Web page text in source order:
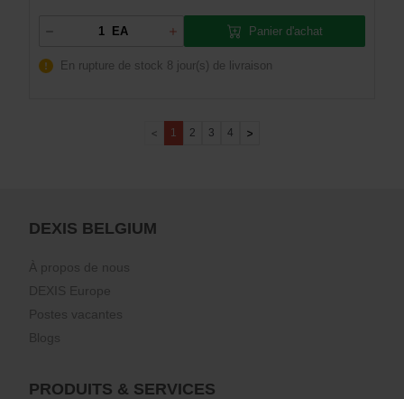
EA Panier d'achat
En rupture de stock 8 jour(s) de livraison
1 2 3 4
DEXIS BELGIUM
À propos de nous
DEXIS Europe
Postes vacantes
Blogs
PRODUITS & SERVICES